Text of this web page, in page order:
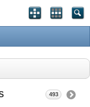
493